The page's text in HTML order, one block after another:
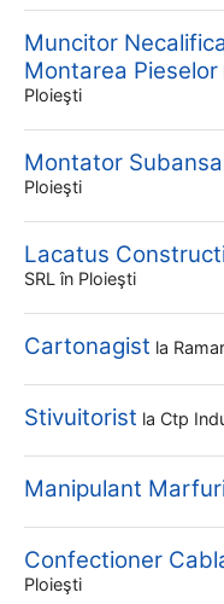
Muncitor
Montarea Pieselor
Ploieşti
Montator
Ploieşti
Lacatus
SRL în Ploieşti
Cartonagist la
Stivuitorist la Ctp
Manipulant
Confectioner
Ploieşti